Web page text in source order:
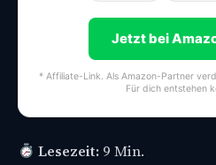
Jetzt bei
* Affiliate-Link. Als Amazon-Partner
Für dich entstehen
Lesezeit:9 Min.